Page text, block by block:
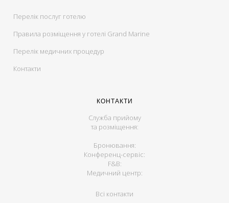
Перелік послуг готелю
Правила розміщення у готелі Grand Marine
Перелік медичних процедур
Контакти
КОНТАКТИ
Служба прийому
та розміщення:
Бронювання:
Конференц-сервіс:
F&B:
Медичний центр:
Всі контакти